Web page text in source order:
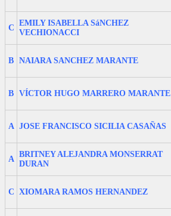
C
EMILY ISABELLA SáNCHEZ
VECHIONACCI
B NAIARA SANCHEZ MARANTE
B VÍCTOR HUGO MARRERO MARANTE
A JOSE FRANCISCO SICILIA CASAÑAS
A
BRITNEY ALEJANDRA MONSERRAT
DURAN
C XIOMARA RAMOS HERNANDEZ